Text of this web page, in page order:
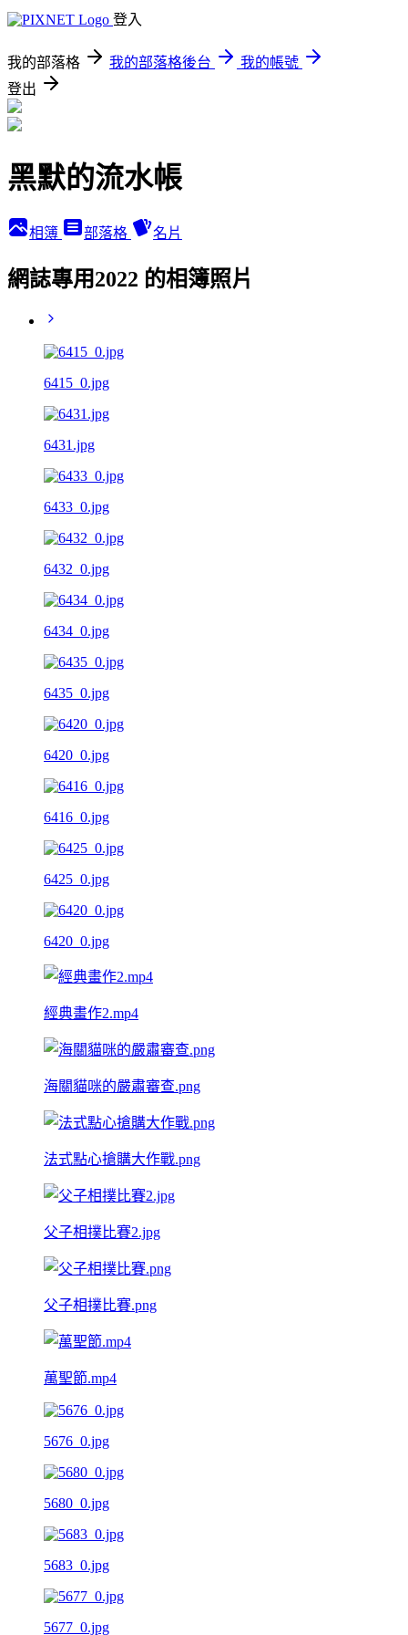
登入
我的部落格 我的部落格後台
我的帳號
登出
黑默的流水帳
相簿 部落格 名片
網誌專用2022 的相簿照片
6415_0.jpg
6431.jpg
6433_0.jpg
6432_0.jpg
6434_0.jpg
6435_0.jpg
6420_0.jpg
6416_0.jpg
6425_0.jpg
6420_0.jpg
經典畫作2.mp4
海關貓咪的嚴肅審查.png
法式點心搶購大作戰.png
父子相撲比賽2.jpg
父子相撲比賽.png
萬聖節.mp4
5676_0.jpg
5680_0.jpg
5683_0.jpg
5677_0.jpg